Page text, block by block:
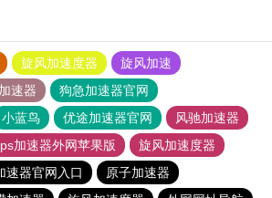
旋风加速度器
旋风加速
速器
狗急加速器官网
小蓝鸟 优途加速器官网
风驰加速器
加速器外网苹果版
旋风加速度器
速器官网入口
原子加速器